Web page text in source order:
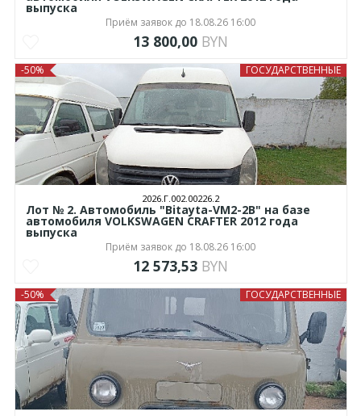
выпуска
Приём заявок до 18.08.26 16:00
13 800,00 BYN
ГОСУДАРСТВЕННЫЕ
-50%
2026.Г.002.00226.2
Лот № 2. Автомобиль "Bitayta-VM2-2B" на базе
автомобиля VOLKSWAGEN CRAFTER 2012 года
выпуска
Приём заявок до 18.08.26 16:00
12 573,53 BYN
ГОСУДАРСТВЕННЫЕ
-50%